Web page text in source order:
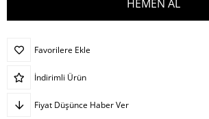
Favorilere Ekle
İndirimli Ürün
Fiyat Düşünce Haber Ver